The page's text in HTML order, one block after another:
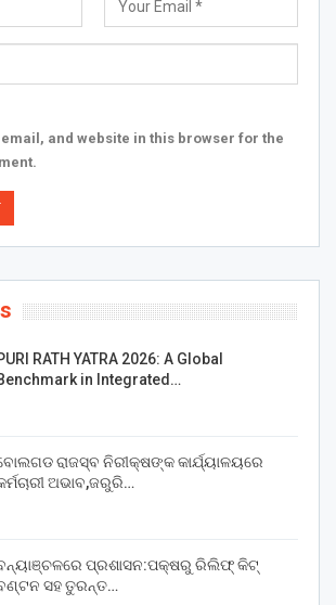
email, and website in this browser for the
RATH YATRA 2026: A Global
in Integrated…
ରାଜସ୍ବ ନିରୀକ୍ଷଙ୍କ କାର୍ଯ୍ୟାଳୟରେ
ଅଭାବ,ଜରୁରି…
ପ୍ରଶାସନ:ପକ୍ଷରୁ ରିଲିଫ୍ କିଟ୍
ସହ ତୁରନ୍ତ…